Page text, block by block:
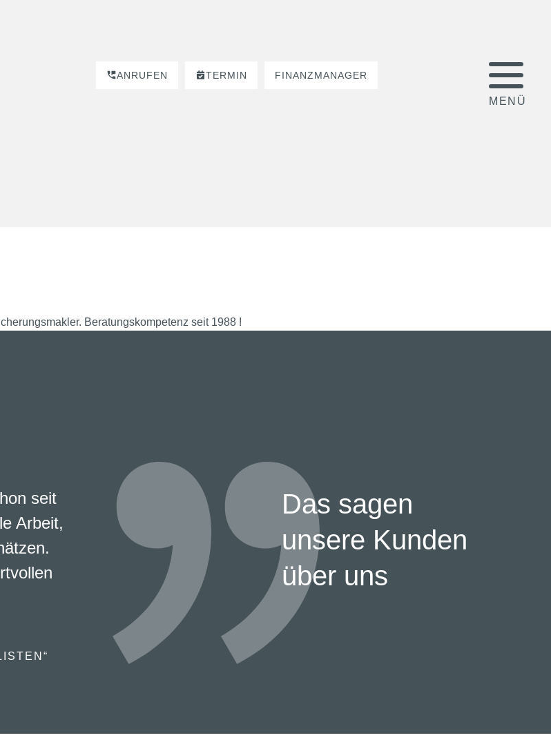
ANRUFEN TERMIN FINANZMANAGER
Beratungskompetenz seit 1988 !
Das sagen
unsere Kunden
über uns
seit
Arbeit,